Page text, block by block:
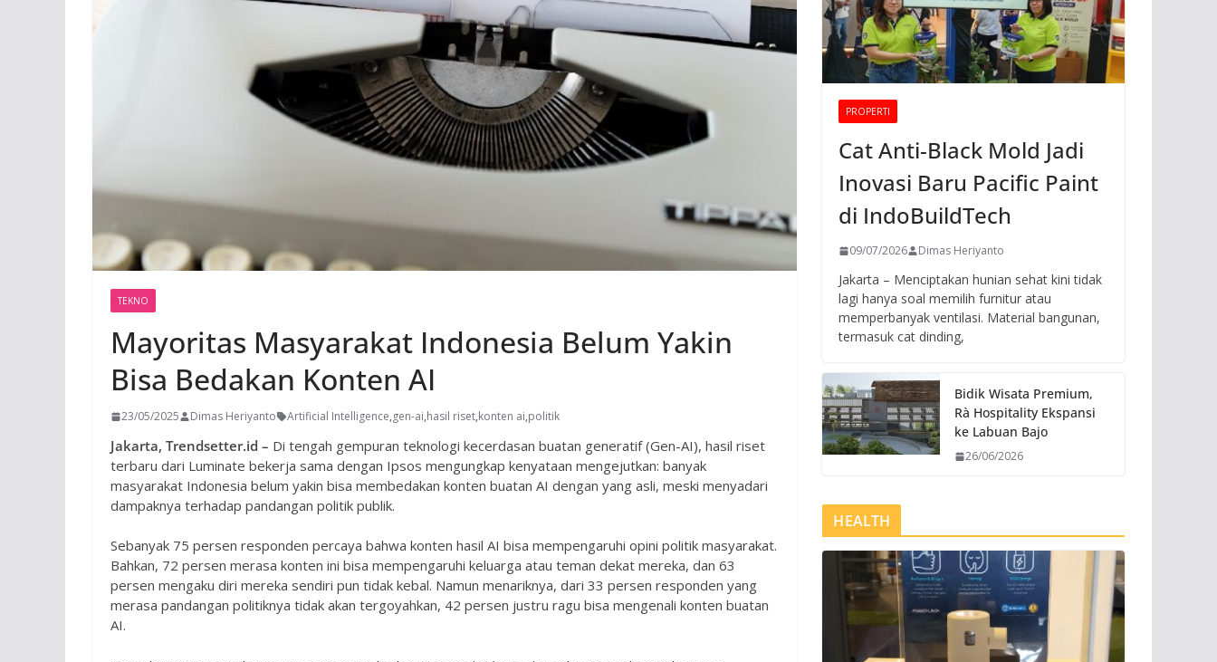
TEKNO
Mayoritas Masyarakat Indonesia Belum Yakin
Bisa Bedakan Konten AI
23/05/2025 Dimas Heriyanto Artificial Intelligence,gen-ai,hasil riset,konten ai,politik
Jakarta, Trendsetter.id – Di tengah gempuran teknologi kecerdasan buatan generatif (Gen-AI), hasil riset
terbaru dari Luminate bekerja sama dengan Ipsos mengungkap kenyataan mengejutkan: banyak
masyarakat Indonesia belum yakin bisa membedakan konten buatan AI dengan yang asli, meski menyadari
dampaknya terhadap pandangan politik publik.
Sebanyak 75 persen responden percaya bahwa konten hasil AI bisa mempengaruhi opini politik masyarakat.
Bahkan, 72 persen merasa konten ini bisa mempengaruhi keluarga atau teman dekat mereka, dan 63
persen mengaku diri mereka sendiri pun tidak kebal. Namun menariknya, dari 33 persen responden yang
merasa pandangan politiknya tidak akan tergoyahkan, 42 persen justru ragu bisa mengenali konten buatan
AI.
PROPERTI
Cat Anti-Black Mold Jadi
Inovasi Baru Pacific Paint
di IndoBuildTech
09/07/2026 Dimas Heriyanto
Jakarta – Menciptakan hunian sehat kini tidak
lagi hanya soal memilih furnitur atau
memperbanyak ventilasi. Material bangunan,
termasuk cat dinding,
Bidik Wisata Premium,
Rà Hospitality Ekspansi
ke Labuan Bajo
26/06/2026
HEALTH